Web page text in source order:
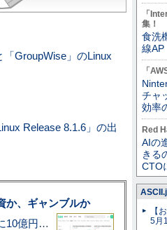
GroupWise」のLinux
Release 8.1.6」の出
か、ギャンブルか
アマゾン配送を支える物流大手、ステーブルコイン企業に10億円投資のワケ
「
集！
食洗
線
「
チャ
効率
Red
AIの
きる
CTO
【
5月